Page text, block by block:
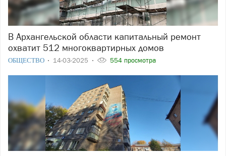
В Архангельской области капитальный ремонт
охватит 512 многоквартирных домов
ОБЩЕСТВО 14-03-2025 554 просмотра